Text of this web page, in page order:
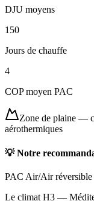
DJU moyens
150
Jours de chauffe
4
COP moyen PAC
Zone de plaine —
aérothermiques
💡 Notre
PAC Air/Air réversible
Le climat H3 —